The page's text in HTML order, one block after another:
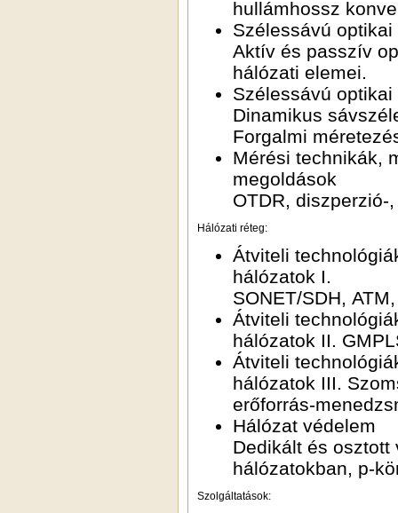
hullámhossz
Szélessávú
Aktív és passzív
hálózati elemei.
Szélessávú
Dinamikus
Forgalmi
Mérési technikák,
megoldások
OTDR, diszperzió-
Hálózati réteg:
Átviteli
hálózatok I.
SONET/SDH,
Átviteli
hálózatok II.
Átviteli
hálózatok III.
erőforrás-
Hálózat védelem
Dedikált és
hálózatokban,
Szolgáltatások: